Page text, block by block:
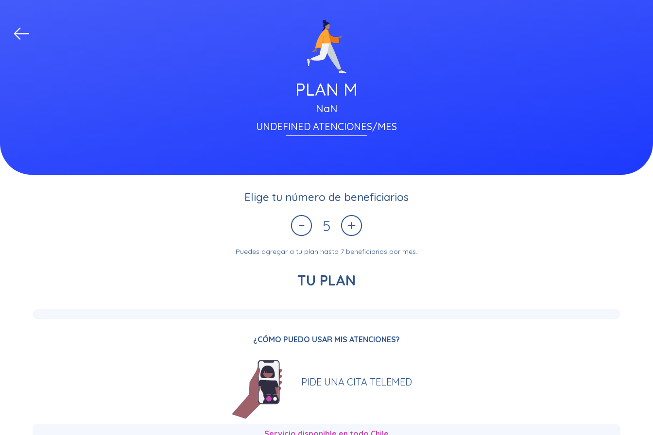
PLAN M
NaN
UNDEFINED ATENCIONES/MES
Elige tu número de beneficiarios
5
Puedes agregar a tu plan hasta 7 beneficiarios por mes.
TU PLAN
¿CÓMO PUEDO USAR MIS ATENCIONES?
PIDE UNA CITA TELEMED